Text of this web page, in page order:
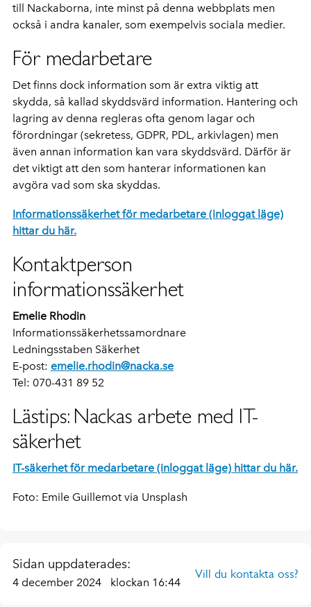
till Nackaborna, inte minst på denna webbplats men
också i andra kanaler, som exempelvis sociala medier.
För medarbetare
Det finns dock information som är extra viktig att
skydda, så kallad skyddsvärd information. Hantering och
lagring av denna regleras ofta genom lagar och
förordningar (sekretess, GDPR, PDL, arkivlagen) men
även annan information kan vara skyddsvärd. Därför är
det viktigt att den som hanterar informationen kan
avgöra vad som ska skyddas.
Informationssäkerhet för medarbetare (inloggat läge)
hittar du här.
Kontaktperson
informationssäkerhet
Emelie Rhodin
Informationssäkerhetssamordnare
Ledningsstaben Säkerhet
E-post: emelie.rhodin@nacka.se
Tel: 070-431 89 52
Lästips: Nackas arbete med IT-
säkerhet
IT-säkerhet för medarbetare (inloggat läge) hittar du här.
Foto: Emile Guillemot via Unsplash
Sidan uppdaterades:
4 december 2024 klockan 16:44
Vill du kontakta oss?